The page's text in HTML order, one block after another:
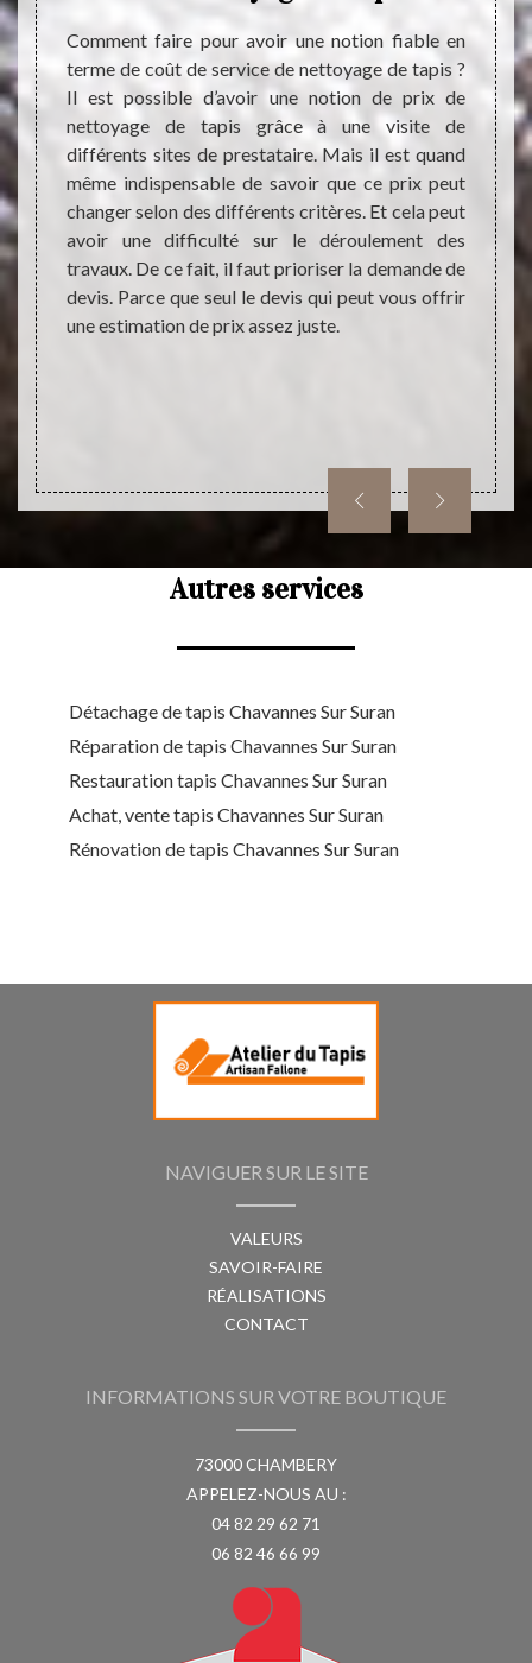
très
à
du
ne
il
Comment faire pour avoir une notion fiable en
terme de coût de service de nettoyage de tapis ?
Il est possible d’avoir une notion de prix de
nettoyage de tapis grâce à une visite de
différents sites de prestataire. Mais il est quand
même indispensable de savoir que ce prix peut
changer selon des différents critères. Et cela peut
avoir une difficulté sur le déroulement des
travaux. De ce fait, il faut prioriser la demande de
devis. Parce que seul le devis qui peut vous offrir
une estimation de prix assez juste.
Le
est
qui
pas
Autres services
Détachage de tapis Chavannes Sur Suran
Réparation de tapis Chavannes Sur Suran
Restauration tapis Chavannes Sur Suran
Achat, vente tapis Chavannes Sur Suran
Rénovation de tapis Chavannes Sur Suran
NAVIGUER SUR LE SITE
VALEURS
SAVOIR-FAIRE
RÉALISATIONS
CONTACT
INFORMATIONS SUR VOTRE BOUTIQUE
73000 CHAMBERY
APPELEZ-NOUS AU :
04 82 29 62 71
06 82 46 66 99